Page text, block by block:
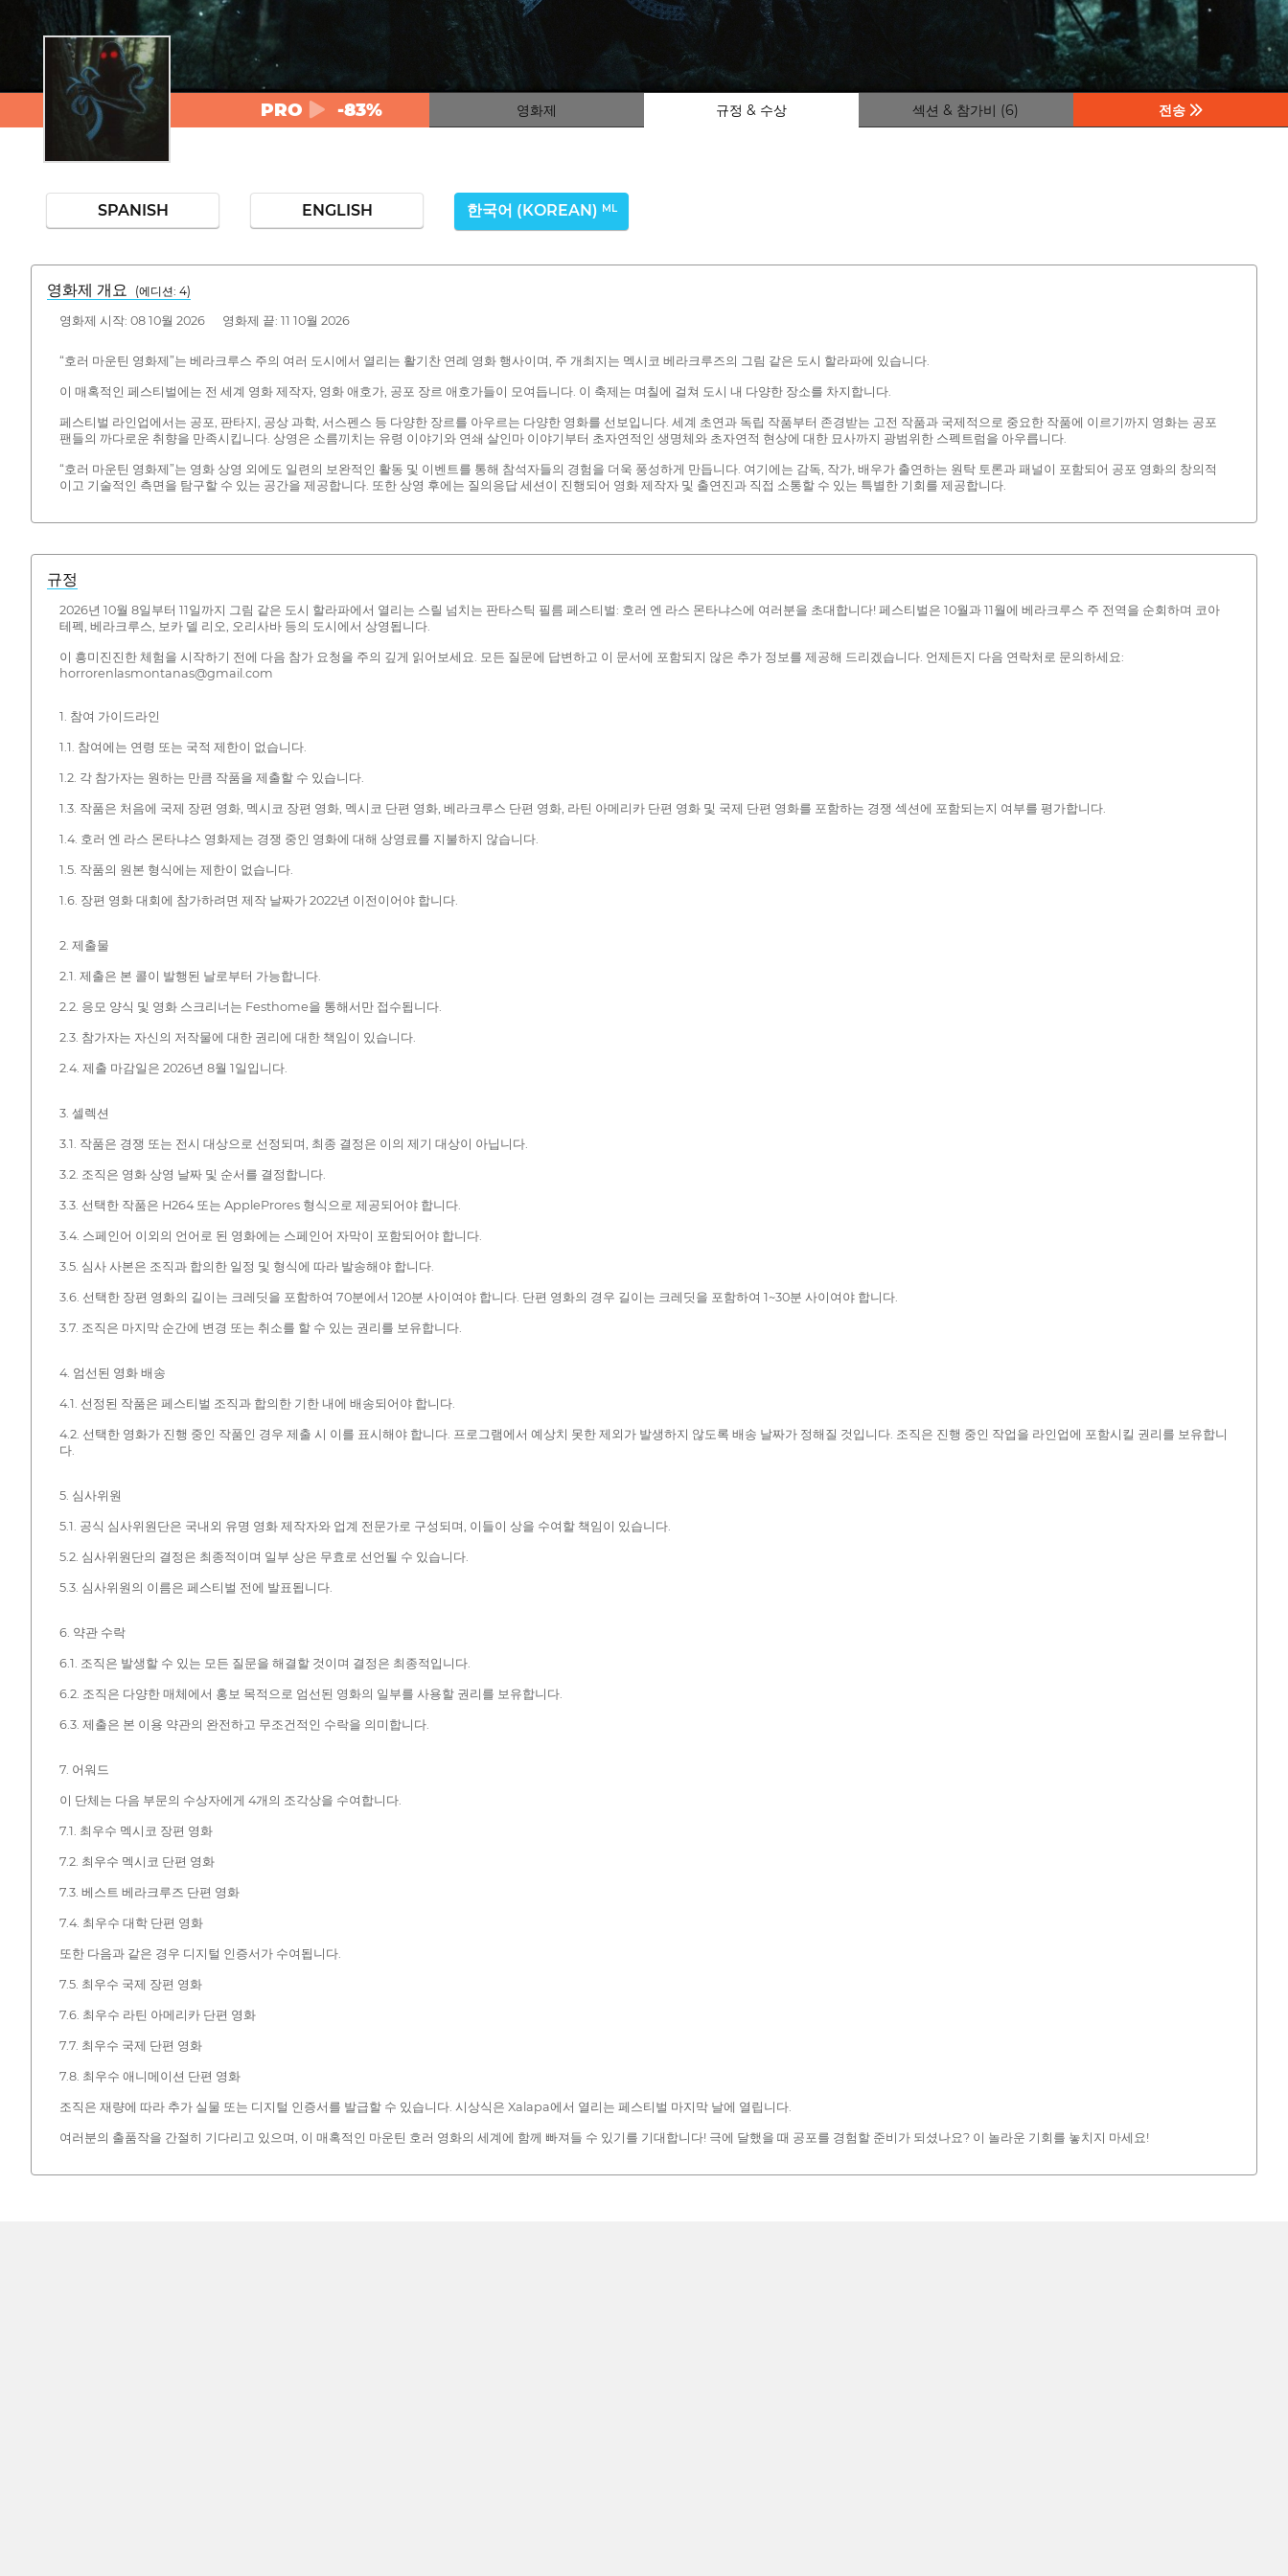
PRO -83% 영화제 규정 & 수상 섹션 & 참가비 (6) 전송
SPANISH ENGLISH 한국어 (KOREAN) ML
영화제 개요 (에디션: 4)
영화제 시작: 08 10월 2026 영화제 끝: 11 10월 2026
“호러 마운틴 영화제”는 베라크루스 주의 여러 도시에서 열리는 활기찬 연례 영화 행사이며, 주 개최지는 멕시코 베라크루즈의 그림 같은 도시 할라파에 있습니다.
이 매혹적인 페스티벌에는 전 세계 영화 제작자, 영화 애호가, 공포 장르 애호가들이 모여듭니다. 이 축제는 며칠에 걸쳐 도시 내 다양한 장소를 차지합니다.
페스티벌 라인업에서는 공포, 판타지, 공상 과학, 서스펜스 등 다양한 장르를 아우르는 다양한 영화를 선보입니다. 세계 초연과 독립 작품부터 존경받는 고전 작품과 국제적으로 중요한 작품에 이르기까지 영화는 공포
팬들의 까다로운 취향을 만족시킵니다. 상영은 소름끼치는 유령 이야기와 연쇄 살인마 이야기부터 초자연적인 생명체와 초자연적 현상에 대한 묘사까지 광범위한 스펙트럼을 아우릅니다.
“호러 마운틴 영화제”는 영화 상영 외에도 일련의 보완적인 활동 및 이벤트를 통해 참석자들의 경험을 더욱 풍성하게 만듭니다. 여기에는 감독, 작가, 배우가 출연하는 원탁 토론과 패널이 포함되어 공포 영화의 창의적
이고 기술적인 측면을 탐구할 수 있는 공간을 제공합니다. 또한 상영 후에는 질의응답 세션이 진행되어 영화 제작자 및 출연진과 직접 소통할 수 있는 특별한 기회를 제공합니다.
규정
2026년 10월 8일부터 11일까지 그림 같은 도시 할라파에서 열리는 스릴 넘치는 판타스틱 필름 페스티벌: 호러 엔 라스 몬타냐스에 여러분을 초대합니다! 페스티벌은 10월과 11월에 베라크루스 주 전역을 순회하며 코아
테펙, 베라크루스, 보카 델 리오, 오리사바 등의 도시에서 상영됩니다.
이 흥미진진한 체험을 시작하기 전에 다음 참가 요청을 주의 깊게 읽어보세요. 모든 질문에 답변하고 이 문서에 포함되지 않은 추가 정보를 제공해 드리겠습니다. 언제든지 다음 연락처로 문의하세요:
horrorenlasmontanas@gmail.com
1. 참여 가이드라인
1.1. 참여에는 연령 또는 국적 제한이 없습니다.
1.2. 각 참가자는 원하는 만큼 작품을 제출할 수 있습니다.
1.3. 작품은 처음에 국제 장편 영화, 멕시코 장편 영화, 멕시코 단편 영화, 베라크루스 단편 영화, 라틴 아메리카 단편 영화 및 국제 단편 영화를 포함하는 경쟁 섹션에 포함되는지 여부를 평가합니다.
1.4. 호러 엔 라스 몬타냐스 영화제는 경쟁 중인 영화에 대해 상영료를 지불하지 않습니다.
1.5. 작품의 원본 형식에는 제한이 없습니다.
1.6. 장편 영화 대회에 참가하려면 제작 날짜가 2022년 이전이어야 합니다.
2. 제출물
2.1. 제출은 본 콜이 발행된 날로부터 가능합니다.
2.2. 응모 양식 및 영화 스크리너는 Festhome을 통해서만 접수됩니다.
2.3. 참가자는 자신의 저작물에 대한 권리에 대한 책임이 있습니다.
2.4. 제출 마감일은 2026년 8월 1일입니다.
3. 셀렉션
3.1. 작품은 경쟁 또는 전시 대상으로 선정되며, 최종 결정은 이의 제기 대상이 아닙니다.
3.2. 조직은 영화 상영 날짜 및 순서를 결정합니다.
3.3. 선택한 작품은 H264 또는 AppleProres 형식으로 제공되어야 합니다.
3.4. 스페인어 이외의 언어로 된 영화에는 스페인어 자막이 포함되어야 합니다.
3.5. 심사 사본은 조직과 합의한 일정 및 형식에 따라 발송해야 합니다.
3.6. 선택한 장편 영화의 길이는 크레딧을 포함하여 70분에서 120분 사이여야 합니다. 단편 영화의 경우 길이는 크레딧을 포함하여 1~30분 사이여야 합니다.
3.7. 조직은 마지막 순간에 변경 또는 취소를 할 수 있는 권리를 보유합니다.
4. 엄선된 영화 배송
4.1. 선정된 작품은 페스티벌 조직과 합의한 기한 내에 배송되어야 합니다.
4.2. 선택한 영화가 진행 중인 작품인 경우 제출 시 이를 표시해야 합니다. 프로그램에서 예상치 못한 제외가 발생하지 않도록 배송 날짜가 정해질 것입니다. 조직은 진행 중인 작업을 라인업에 포함시킬 권리를 보유합니
다.
5. 심사위원
5.1. 공식 심사위원단은 국내외 유명 영화 제작자와 업계 전문가로 구성되며, 이들이 상을 수여할 책임이 있습니다.
5.2. 심사위원단의 결정은 최종적이며 일부 상은 무효로 선언될 수 있습니다.
5.3. 심사위원의 이름은 페스티벌 전에 발표됩니다.
6. 약관 수락
6.1. 조직은 발생할 수 있는 모든 질문을 해결할 것이며 결정은 최종적입니다.
6.2. 조직은 다양한 매체에서 홍보 목적으로 엄선된 영화의 일부를 사용할 권리를 보유합니다.
6.3. 제출은 본 이용 약관의 완전하고 무조건적인 수락을 의미합니다.
7. 어워드
이 단체는 다음 부문의 수상자에게 4개의 조각상을 수여합니다.
7.1. 최우수 멕시코 장편 영화
7.2. 최우수 멕시코 단편 영화
7.3. 베스트 베라크루즈 단편 영화
7.4. 최우수 대학 단편 영화
또한 다음과 같은 경우 디지털 인증서가 수여됩니다.
7.5. 최우수 국제 장편 영화
7.6. 최우수 라틴 아메리카 단편 영화
7.7. 최우수 국제 단편 영화
7.8. 최우수 애니메이션 단편 영화
조직은 재량에 따라 추가 실물 또는 디지털 인증서를 발급할 수 있습니다. 시상식은 Xalapa에서 열리는 페스티벌 마지막 날에 열립니다.
여러분의 출품작을 간절히 기다리고 있으며, 이 매혹적인 마운틴 호러 영화의 세계에 함께 빠져들 수 있기를 기대합니다! 극에 달했을 때 공포를 경험할 준비가 되셨나요? 이 놀라운 기회를 놓치지 마세요!